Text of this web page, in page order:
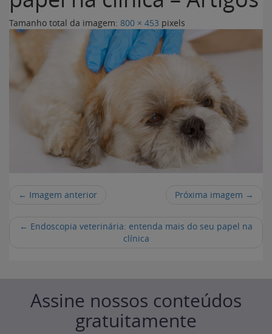
Tamanho total da imagem: 800 × 453 pixels
← Imagem anterior Próxima imagem →
← Endoscopia veterinária: entenda mais do seu papel na
clínica
Assine nossos conteúdos
gratuitamente